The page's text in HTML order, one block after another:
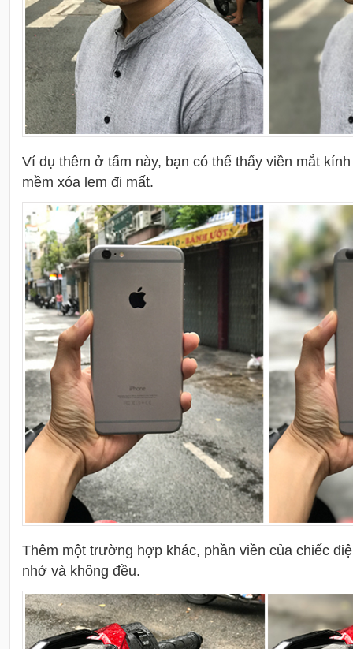
Ví dụ thêm ở tấm này, bạn có thể thấy viền mắt
mềm xóa lem đi mất.
Thêm một trường hợp khác, phần viền của chiếc
nhở và không đều.